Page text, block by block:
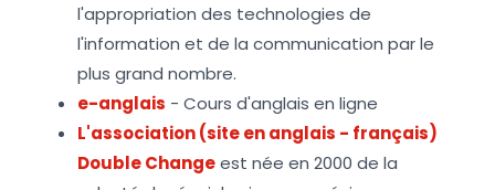
l'appropriation des technologies de
l'information et de la communication par le
plus grand nombre.
e-anglais - Cours d'anglais en ligne
L'association (site en anglais - français)
Double Changeest née en 2000 de la